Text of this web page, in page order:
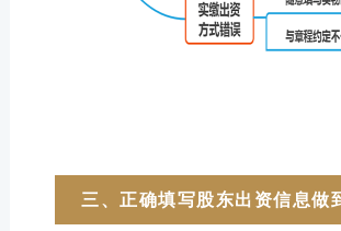
三、正确填写股东出资信息做